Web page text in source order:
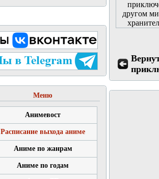
Меню
Анимевост
Расписание выхода аниме
Аниме по жанрам
Аниме по годам